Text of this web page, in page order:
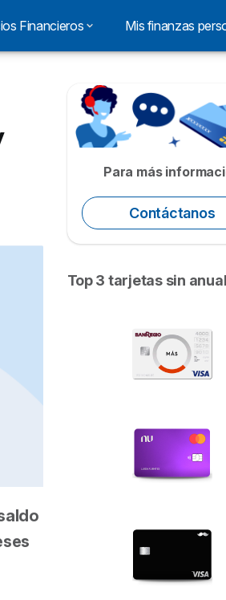
Financieros Mis finanzas
Para más
Contáctanos
Top 3 tarjetas sin